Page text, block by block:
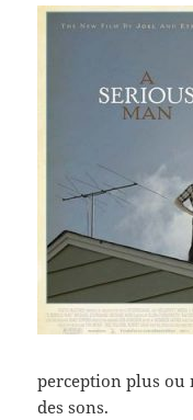
perception plus ou
des sons.